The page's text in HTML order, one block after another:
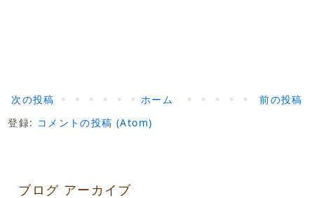
次の投稿 前の投稿
ホーム
登録: コメントの投稿 (Atom)
ブログ アーカイブ